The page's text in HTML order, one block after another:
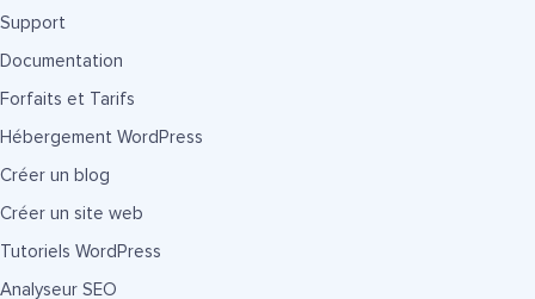
Support
Documentation
Forfaits et Tarifs
Hébergement WordPress
Créer un blog
Créer un site web
Tutoriels WordPress
Analyseur SEO